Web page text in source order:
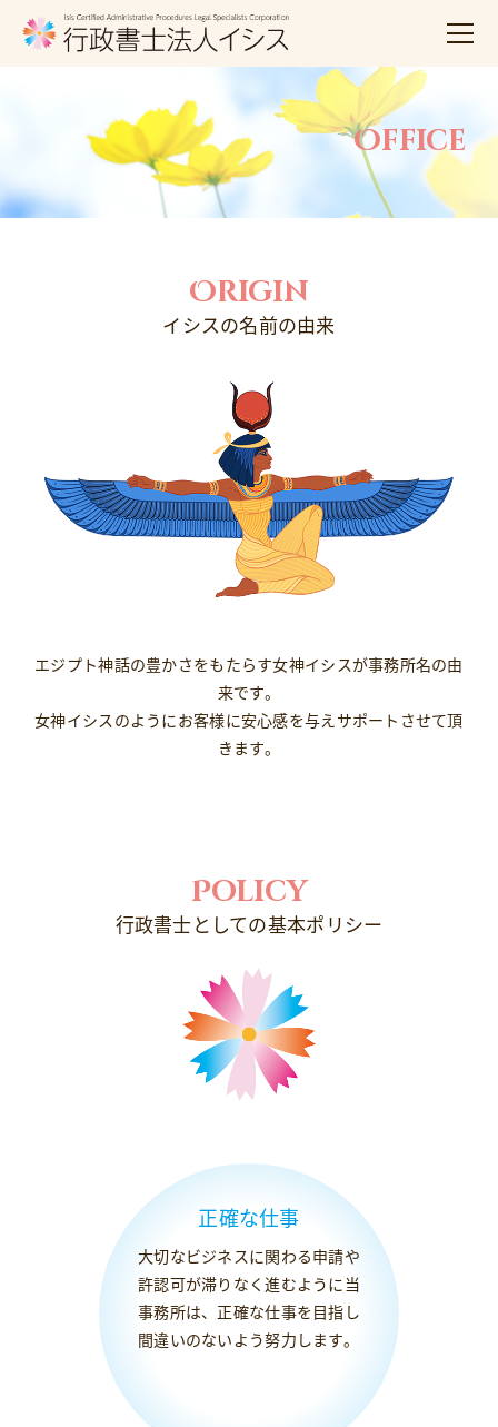
Office
Origin
イシスの名前の由来
エジプト神話の豊かさをもたらす女神イシスが事務所名の由
来です。
女神イシスのようにお客様に安心感を与えサポートさせて頂
きます。
Policy
行政書士としての基本ポリシー
正確な仕事
大切なビジネスに関わる申請や
許認可が滞りなく進むように当
事務所は、正確な仕事を目指し
間違いのないよう努力します。